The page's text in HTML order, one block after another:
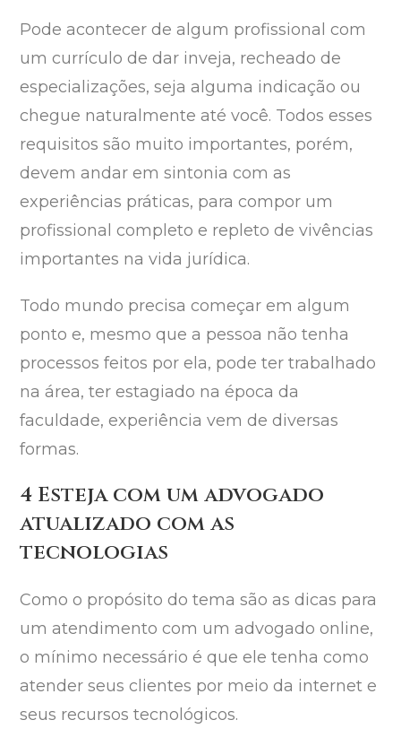
Pode acontecer de algum profissional com
um currículo de dar inveja, recheado de
especializações, seja alguma indicação ou
chegue naturalmente até você. Todos esses
requisitos são muito importantes, porém,
devem andar em sintonia com as
experiências práticas, para compor um
profissional completo e repleto de vivências
importantes na vida jurídica.
Todo mundo precisa começar em algum
ponto e, mesmo que a pessoa não tenha
processos feitos por ela, pode ter trabalhado
na área, ter estagiado na época da
faculdade, experiência vem de diversas
formas.
4 Esteja com um advogado
atualizado com as
tecnologias
Como o propósito do tema são as dicas para
um atendimento com um advogado online,
o mínimo necessário é que ele tenha como
atender seus clientes por meio da internet e
seus recursos tecnológicos.